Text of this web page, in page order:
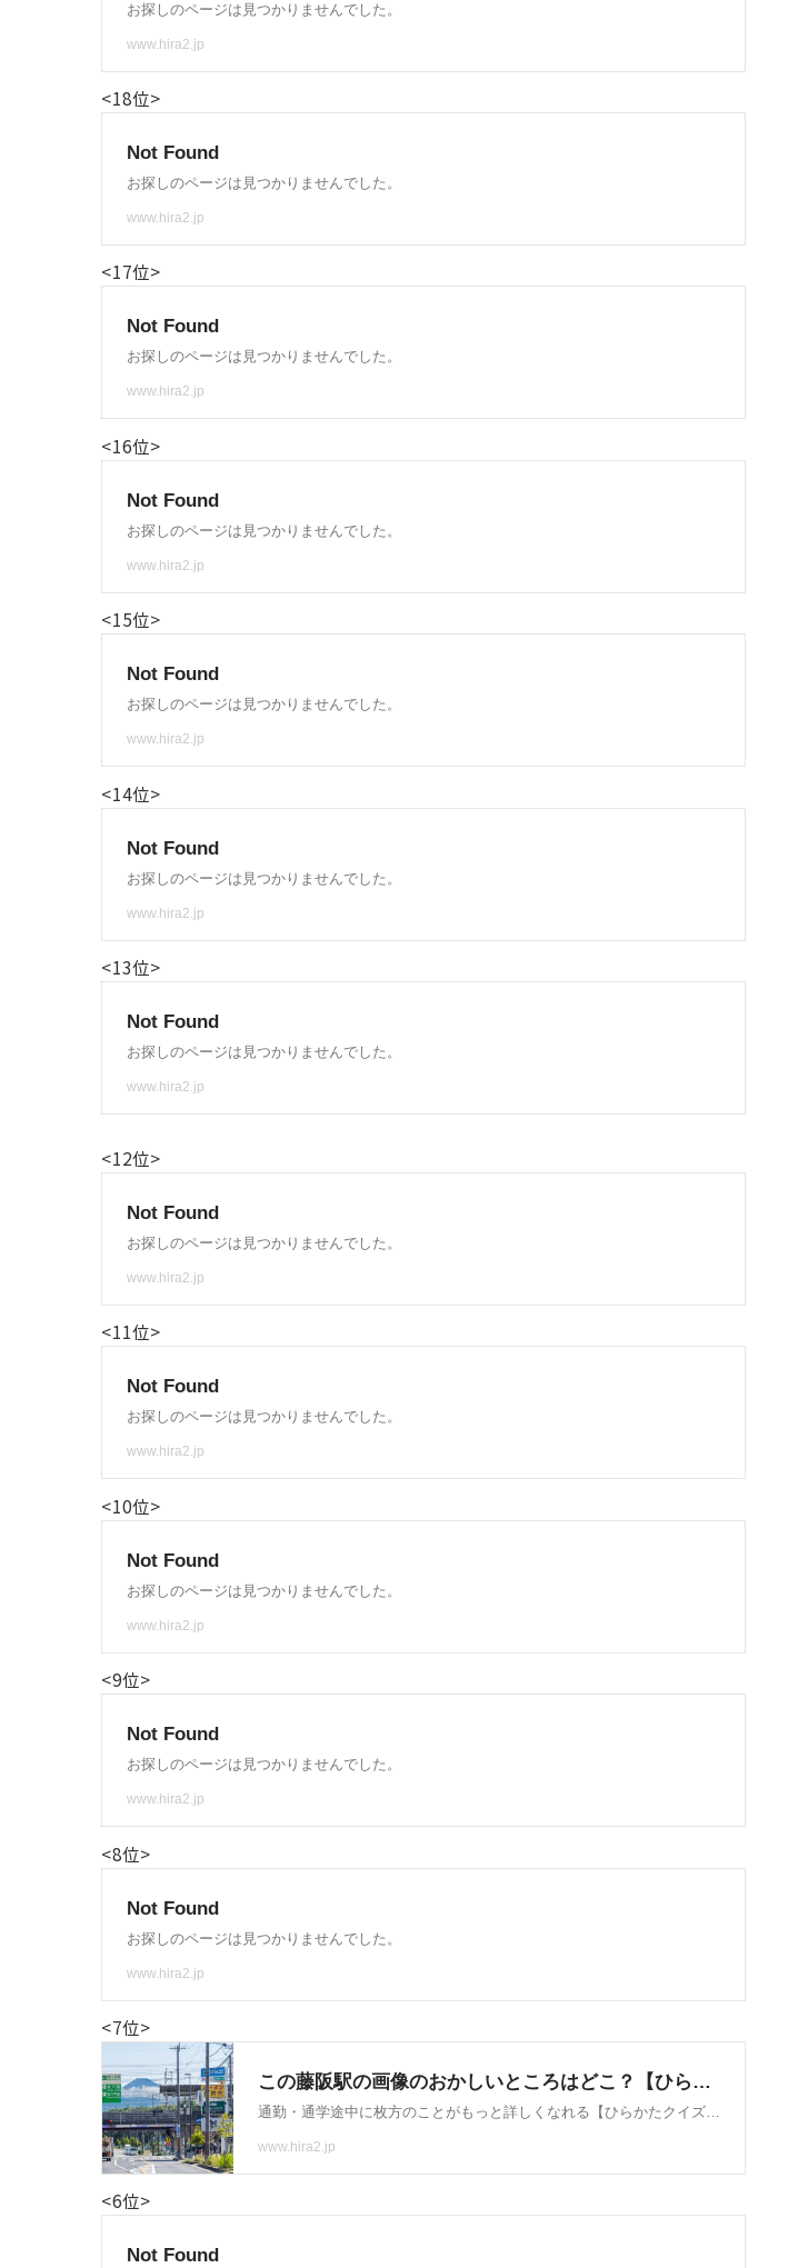
<18位>
<17位>
<16位>
<15位>
<14位>
<13位>
<12位>
<11位>
<10位>
<9位>
<8位>
<7位>
<6位>